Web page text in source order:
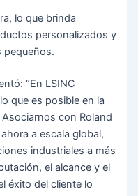
lo que brinda
personalizados y
pequeños.
“En LSINC
que es posible en la
con Roland
a escala global,
industriales a más
el alcance y el
éxito del cliente lo